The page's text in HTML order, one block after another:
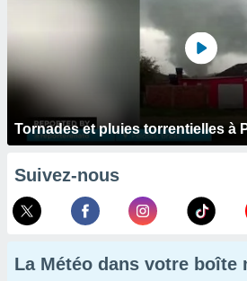
Tornades et pluies torrentielles à
Suivez-nous
La Météo dans votre boîte